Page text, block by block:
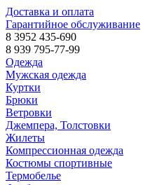
Доставка и оплата
Гарантийное обслуживание
8 3952 435-690
8 939 795-77-99
Одежда
Мужская одежда
Куртки
Брюки
Ветровки
Джемпера, Толстовки
Жилеты
Компрессионная одежда
Костюмы спортивные
Термобелье